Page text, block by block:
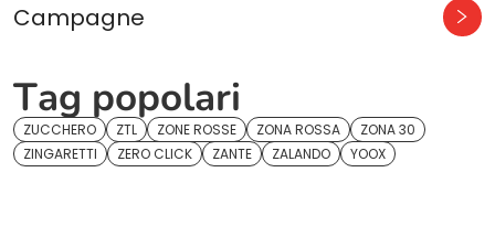
Campagne
Tag popolari
ZUCCHERO ZTL ZONE ROSSE ZONA ROSSA
ZONA 30
ZINGARETTI
ZERO CLICK ZANTE ZALANDO YOOX